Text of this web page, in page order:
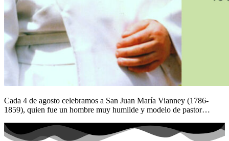
Cada 4 de agosto celebramos a San Juan María Vianney (1786-
1859), quien fue un hombre muy humilde y modelo de pastor…